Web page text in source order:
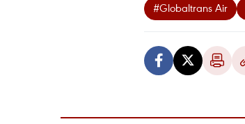
#Globaltrans Air